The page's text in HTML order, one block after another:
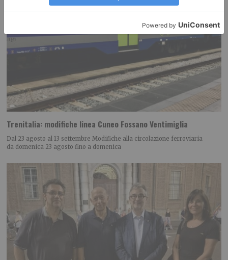
Trenitalia: modifiche linea Cuneo Fossano Ventimiglia
Dal 23 agosto al 13 settembre Modifiche alla circolazione ferroviaria
da domenica 23 agosto fino a domenica